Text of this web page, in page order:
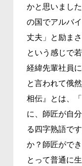
かと思いまし
の国でアルバ
丈夫」と励ま
という感じで
経緯先輩社員
と言われて俄
相伝』とは、
に、師匠が自
る四字熟語で
か？師匠がで
とって普通に